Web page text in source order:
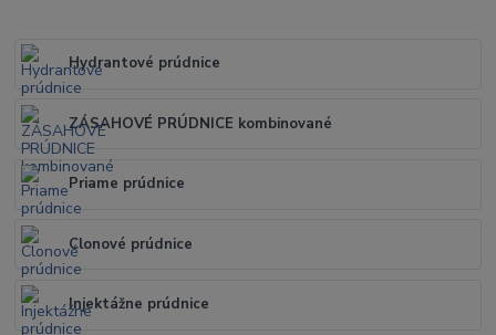
Hydrantové prúdnice
ZÁSAHOVÉ PRÚDNICE kombinované
Priame prúdnice
Clonové prúdnice
Injektážne prúdnice